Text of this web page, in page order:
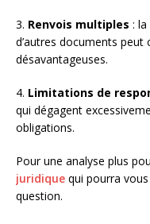
3. Renvois multiples :
d’autres documents peut
désavantageuses.
4. Limitations de
qui dégagent
obligations.
Pour une analyse plus
juridique qui pourra
question.